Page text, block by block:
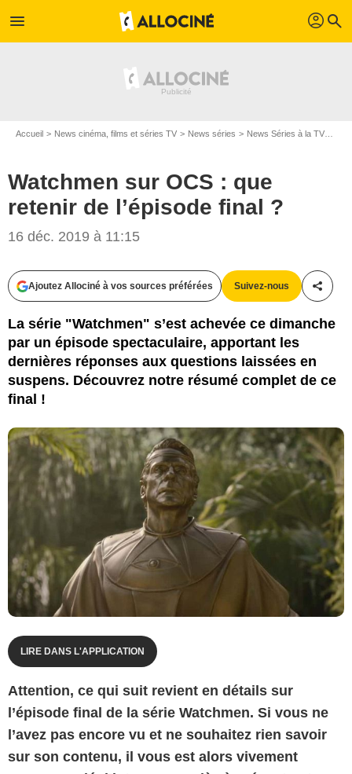
menu profil search
Accueil News cinéma, films et séries TV News séries News Séries à la TV
Watchmen sur OCS : que
retenir de l’épisode final ?
16 déc. 2019 à 11:15
Ajoutez Allociné à vos sources préférées Suivez-nous
La série "Watchmen" s’est achevée ce dimanche
par un épisode spectaculaire, apportant les
dernières réponses aux questions laissées en
suspens. Découvrez notre résumé complet de ce
final !
LIRE DANS L'APPLICATION
Attention, ce qui suit revient en détails sur
l’épisode final de la série Watchmen. Si vous ne
l’avez pas encore vu et ne souhaitez rien savoir
sur son contenu, il vous est alors vivement